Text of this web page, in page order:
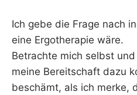
Ich gebe die Frage nach
eine Ergotherapie wäre.
Betrachte mich selbst
meine Bereitschaft dazu
beschämt, als ich merke,